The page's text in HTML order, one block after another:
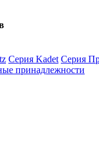
Серия Kadet Серия
принадлежности